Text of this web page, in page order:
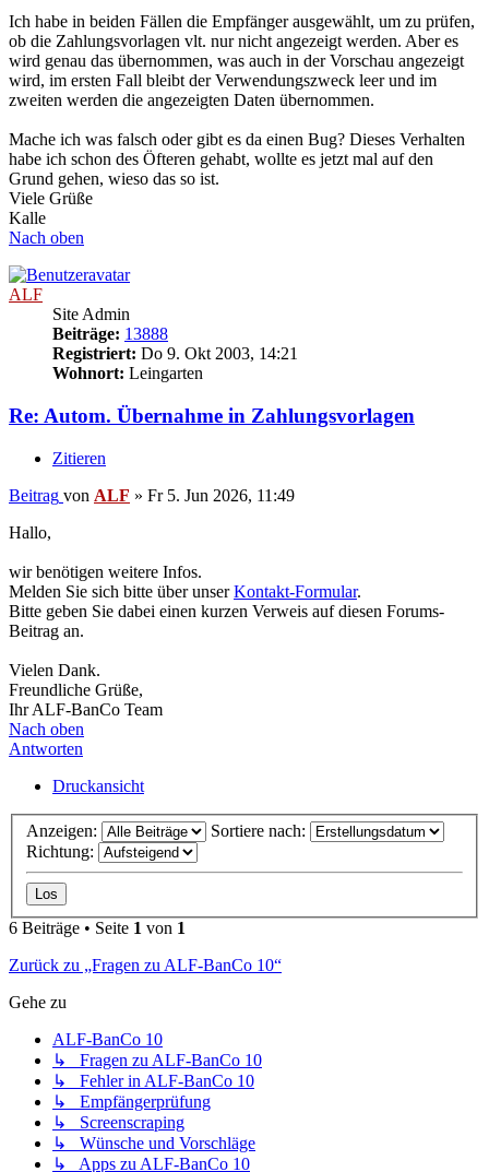
Ich habe in beiden Fällen die Empfänger ausgewählt, um zu prüfen,
ob die Zahlungsvorlagen vlt. nur nicht angezeigt werden. Aber es
wird genau das übernommen, was auch in der Vorschau angezeigt
wird, im ersten Fall bleibt der Verwendungszweck leer und im
zweiten werden die angezeigten Daten übernommen.
Mache ich was falsch oder gibt es da einen Bug? Dieses Verhalten
habe ich schon des Öfteren gehabt, wollte es jetzt mal auf den
Grund gehen, wieso das so ist.
Viele Grüße
Kalle
Nach oben
ALF
Site Admin
Beiträge: 13888
Registriert: Do 9. Okt 2003, 14:21
Wohnort: Leingarten
Re: Autom. Übernahme in Zahlungsvorlagen
Zitieren
Beitrag von ALF » Fr 5. Jun 2026, 11:49
Hallo,
wir benötigen weitere Infos.
Melden Sie sich bitte über unserKontakt-Formular.
Bitte geben Sie dabei einen kurzen Verweis auf diesen Forums-
Beitrag an.
Vielen Dank.
Freundliche Grüße,
Ihr ALF-BanCo Team
Nach oben
Antworten
Druckansicht
Anzeigen:
Sortiere nach:
Richtung:
6 Beiträge • Seite 1 von 1
Zurück zu „Fragen zu ALF-BanCo 10“
Gehe zu
ALF-BanCo 10
↳ Fragen zu ALF-BanCo 10
↳ Fehler in ALF-BanCo 10
↳ Empfängerprüfung
↳ Screenscraping
↳ Wünsche und Vorschläge
↳ Apps zu ALF-BanCo 10